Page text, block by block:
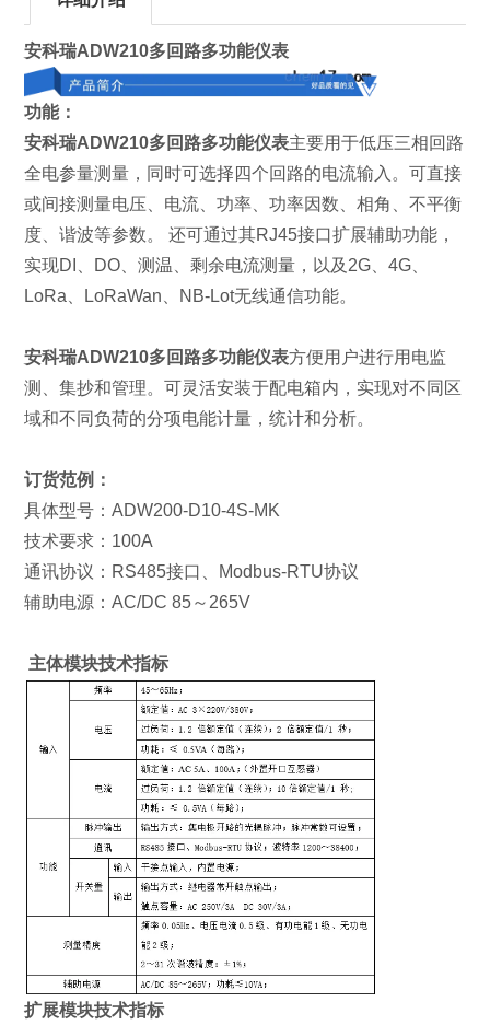
安科瑞ADW210多回路多功能仪表
功能：
安科瑞ADW210多回路多功能仪表主要用于低压三相回路
全电参量测量，同时可选择四个回路的电流输入。可直接
或间接测量电压、电流、功率、功率因数、相角、不平衡
度、谐波等参数。 还可通过其RJ45接口扩展辅助功能，
实现DI、DO、测温、剩余电流测量，以及2G、4G、
LoRa、LoRaWan、NB-Lot无线通信功能。
安科瑞ADW210多回路多功能仪表方便用户进行用电监
测、集抄和管理。可灵活安装于配电箱内，实现对不同区
域和不同负荷的分项电能计量，统计和分析。
订货范例：
具体型号：ADW200-D10-4S-MK
技术要求：100A
通讯协议：RS485接口、Modbus-RTU协议
辅助电源：AC/DC 85～265V
主体模块技术指标
扩展模块技术指标